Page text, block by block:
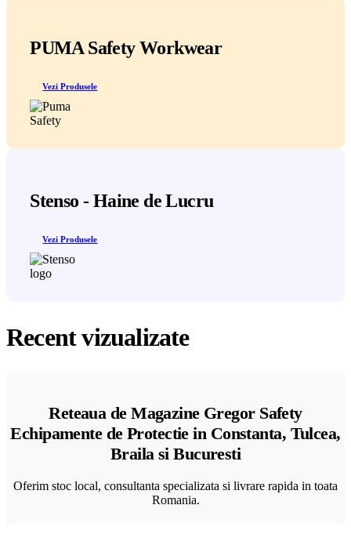
PUMA Safety Workwear
Vezi Produsele
Stenso - Haine de Lucru
Vezi Produsele
Recent vizualizate
Reteaua de Magazine Gregor Safety
Echipamente de Protectie in Constanta, Tulcea,
Braila si Bucuresti
Oferim stoc local, consultanta specializata si livrare rapida in toata
Romania.